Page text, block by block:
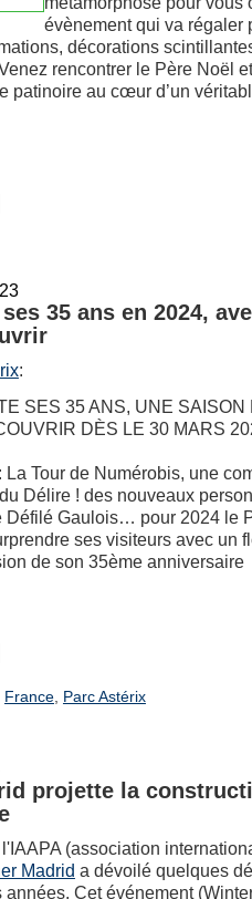
évènement qui va régaler
décorations
rencontrer le Père Noël
patinoire au cœur d’un
35 ans en 2024,
:
SES 35 ANS, UNE SAISON
DÈS LE 30 MARS
Tour de Numérobis, une
Délire ! des nouveaux
Défilé Gaulois… pour 2024 le
ses visiteurs avec un
de son 35ème anniversaire
France, Parc Astérix
projette la
(association
Madrid a dévoilé quelques
Cet événement